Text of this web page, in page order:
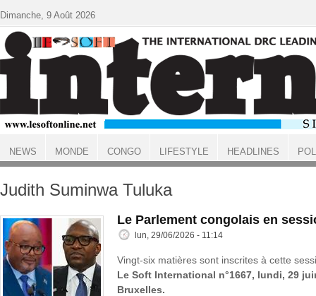
ACCUEIL
Judith Suminwa Tuluka
Le Parlement congolais en
lun, 29/06/2026 - 11:14
Vingt-six matières sont inscrites à cette
Le Soft International n°1667, lundi, 29
Bruxelles.
Dimanche, 9 Août 2026
NEWS MONDE CONGO LIFESTYLE HEADLINES